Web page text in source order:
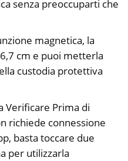
senza preoccuparti che
magnetica, la
cm e puoi metterla
custodia protettiva
Verificare Prima di
richiede connessione
basta toccare due
per utilizzarla